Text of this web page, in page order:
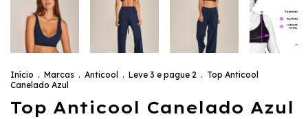
Início . Marcas . Anticool . Leve 3 e pague 2 . Top Anticool
Canelado Azul
Top Anticool Canelado Azul